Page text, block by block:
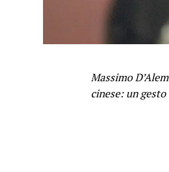
Massimo
cinese: un